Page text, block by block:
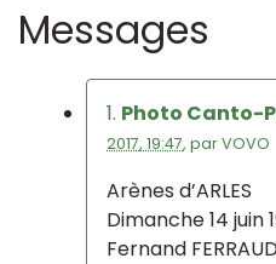
Messages
1. Photo Canto-
2017, 19:47, parVOVO
Arènes d’ARLES
Dimanche 14 juin
Fernand